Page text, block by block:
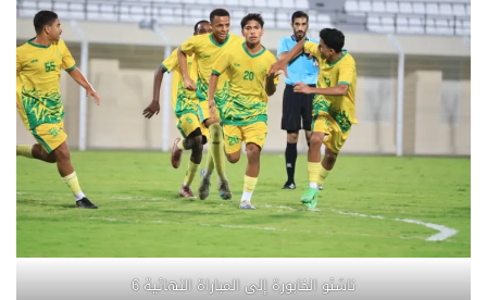
ناشئو الخابورة إلى المباراة النهائية 6